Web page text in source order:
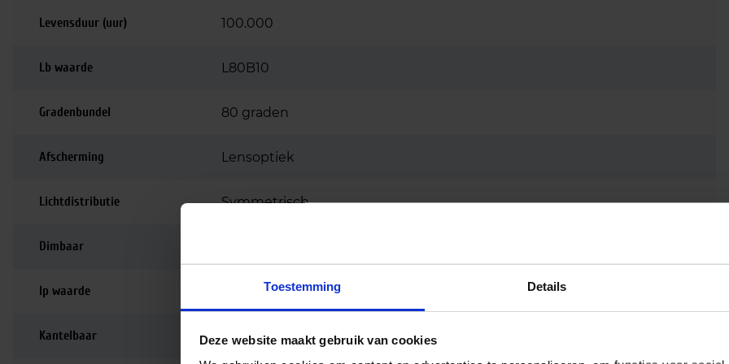
Toestemming Details
Deze website maakt gebruik van cookies
Levensduur (uur) 100.000
Lb waarde L80B10
Gradenbundel 80 graden
Afscherming Lensoptiek
Lichtdistributie Symmetrisch
Dimbaar
Ip waarde
Kantelbaar Nee